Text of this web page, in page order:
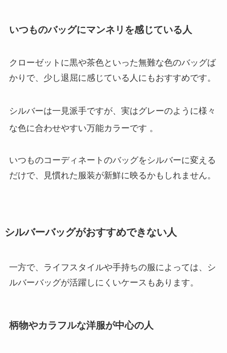
いつものバッグにマンネリを感じている人
クローゼットに黒や茶色といった無難な色のバッグば
かりで、少し退屈に感じている人にもおすすめです。
シルバーは一見派手ですが、実はグレーのように様々
な色に合わせやすい万能カラーです 。
いつものコーディネートのバッグをシルバーに変える
だけで、見慣れた服装が新鮮に映るかもしれません。
シルバーバッグがおすすめできない人
一方で、ライフスタイルや手持ちの服によっては、シ
ルバーバッグが活躍しにくいケースもあります。
柄物やカラフルな洋服が中心の人